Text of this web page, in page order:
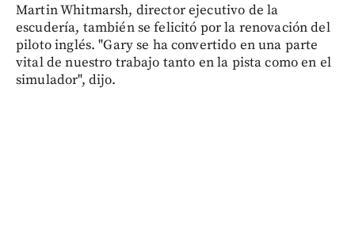
Martin Whitmarsh, director ejecutivo de la
escudería, también se felicitó por la renovación del
piloto inglés. "Gary se ha convertido en una parte
vital de nuestro trabajo tanto en la pista como en el
simulador", dijo.